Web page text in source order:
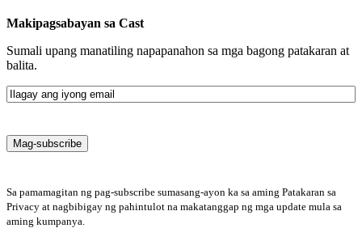
Makipagsabayan sa Cast
Sumali upang manatiling napapanahon sa mga bagong patakaran at
balita.
Email
Sa pamamagitan ng pag-subscribe sumasang-ayon ka sa aming Patakaran sa
Privacy at nagbibigay ng pahintulot na makatanggap ng mga update mula sa
aming kumpanya.